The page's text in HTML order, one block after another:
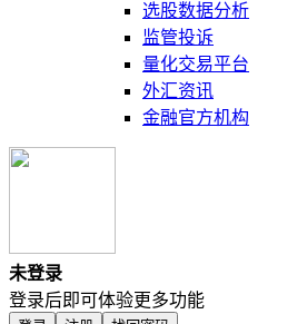
选股数据分析
监管投诉
量化交易平台
外汇资讯
金融官方机构
未登录
登录后即可体验更多功能